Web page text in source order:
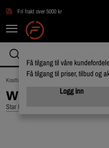
Fri frakt over 5000 kr
Få tilgang til våre
Få tilgang til priser, tilbud og
Logg inn
Kosttilskudd / Proteinpulver /
Whey-100, 1 kg,
Star Nutrition